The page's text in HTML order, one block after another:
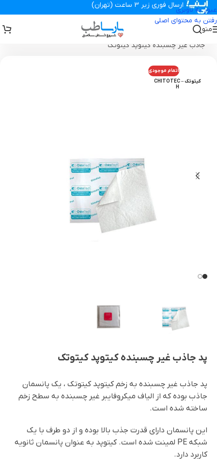
عبور به ناوبری
رفتن به محتوای اصلی
ارسال فوری زیر 3 ساعت (تهران)
منو
تجهیزات پزشکی پارساطب انواع پانسمان زخم
جاذب غیر چسبنده کیتوپد کیتوتک
اتمام موجودی
کیتوتک – CHITOTEC
H
پد جاذب غیر چسبنده کیتوپد کیتوتک
پد جاذب غیر چسبنده به زخم کیتوپد کیتوتک ، یک پانسمان
جاذب بوده که از الیاف میکروفایبر غیر چسبنده به سطح زخم
ساخته شده است.
این پانسمان دارای قدرت جذب بالا بوده و از دو طرف با یک
شبکه PE لمینت شده است. کیتوپد به عنوان پانسمان ثانویه
کاربرد دارد.